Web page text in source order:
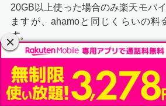
20GB以上使った場合のみ楽天モバ
ますが、ahamoと同じくらいの料
す。
ahamoのデータ使用量が20GBを超
の速度制限がかかります。速度制
は、1GBにつき550円で購入する必